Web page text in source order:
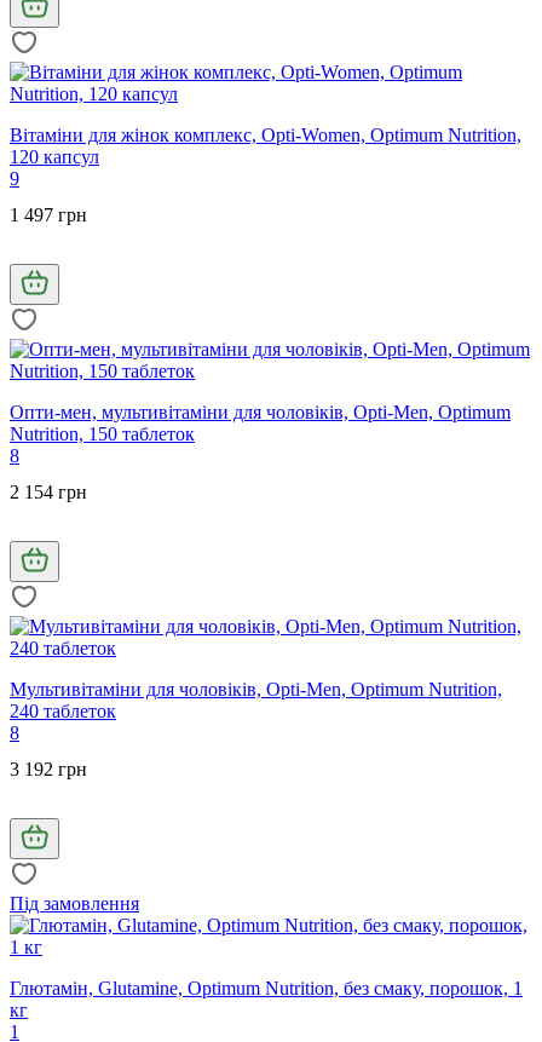
Вітаміни для жінок комплекс, Opti-Women, Optimum Nutrition,
120 капсул
9
1 497 грн
Опти-мен, мультивітаміни для чоловіків, Opti-Men, Optimum
Nutrition, 150 таблеток
8
2 154 грн
Мультивітаміни для чоловіків, Opti-Men, Optimum Nutrition,
240 таблеток
8
3 192 грн
Під замовлення
Глютамін, Glutamine, Optimum Nutrition, без смаку, порошок, 1
кг
1